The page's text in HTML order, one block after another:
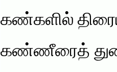
கண்களில்
கண்ணீரைத்